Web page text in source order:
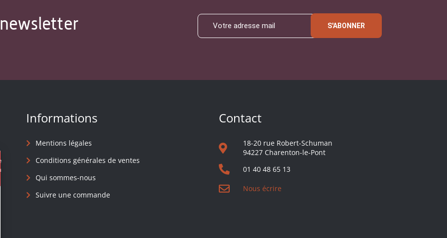
S'ABONNER
Informations
Mentions légales
Conditions générales de ventes
Qui sommes-nous
Suivre une commande
Contact
18-20 rue Robert-Schuman
94227 Charenton-le-Pont
01 40 48 65 13
Nous écrire